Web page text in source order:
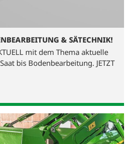
& SÄTECHNIK!
mit dem Thema aktuelle
bis Bodenbearbeitung. JETZT